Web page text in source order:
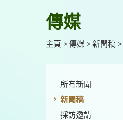
傳媒
主頁 > 傳媒 > 新聞稿 >
所有新聞
新聞稿
採訪邀請